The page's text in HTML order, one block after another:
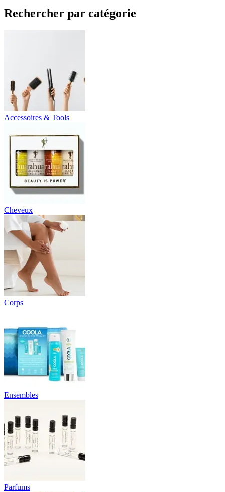
Rechercher par catégorie
Accessoires & Tools
Cheveux
Corps
Ensembles
Parfums